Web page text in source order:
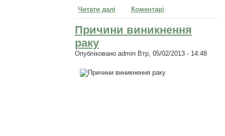
Читати далі про Про користь обіймів
Коментарі
Причини виникнення
раку
Опубліковано adminВтр, 05/02/2013 - 14:48